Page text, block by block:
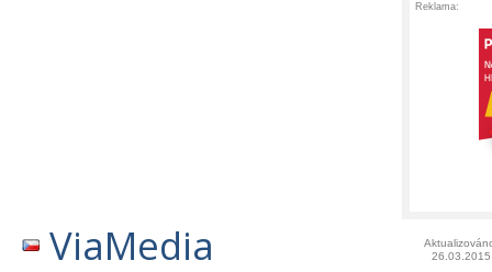
Reklama:
ViaMedia
26.03.2015